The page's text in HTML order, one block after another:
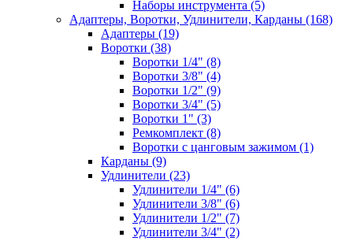
Наборы инструмента (5)
Адаптеры, Воротки, Удлинители, Карданы (168)
Адаптеры (19)
Воротки (38)
Воротки 1/4" (8)
Воротки 3/8" (4)
Воротки 1/2" (9)
Воротки 3/4" (5)
Воротки 1" (3)
Ремкомплект (8)
Воротки с цанговым зажимом (1)
Карданы (9)
Удлинители (23)
Удлинители 1/4" (6)
Удлинители 3/8" (6)
Удлинители 1/2" (7)
Удлинители 3/4" (2)